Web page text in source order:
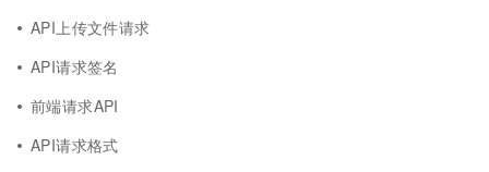
API上传文件请求
API请求签名
前端请求API
API请求格式